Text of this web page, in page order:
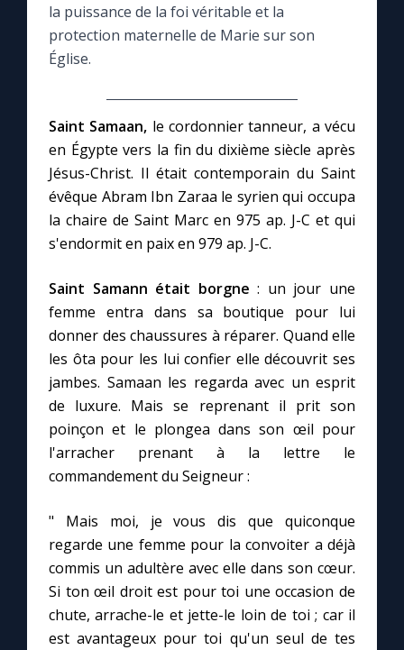
Le magazine
Questions-réponses
Prier au quotidien
Avec Thérèse de Lisieux
L'Évangile chaque jour
Les premiers samedis du mois
Marie qui défait les nœuds
Me consacrer à Jésus par Marie
Une Minute avec Marie
Une neuvaine
la puissance de la foi véritable et la
protection maternelle de Marie sur son
Église.
Saint Samaan, le cordonnier tanneur, a vécu
en Égypte vers la fin du dixième siècle après
Jésus-Christ. Il était contemporain du Saint
évêque Abram Ibn Zaraa le syrien qui occupa
la chaire de Saint Marc en 975 ap. J-C et qui
s'endormit en paix en 979 ap. J-C.
Saint Samann était borgne : un jour une
femme entra dans sa boutique pour lui
donner des chaussures à réparer. Quand elle
les ôta pour les lui confier elle découvrit ses
jambes. Samaan les regarda avec un esprit
de luxure. Mais se reprenant il prit son
poinçon et le plongea dans son œil pour
l'arracher prenant à la lettre le
commandement du Seigneur :
" Mais moi, je vous dis que quiconque
regarde une femme pour la convoiter a déjà
commis un adultère avec elle dans son cœur.
Si ton œil droit est pour toi une occasion de
chute, arrache-le et jette-le loin de toi ; car il
est avantageux pour toi qu'un seul de tes